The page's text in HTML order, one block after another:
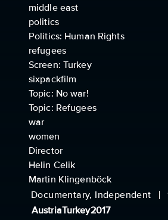
middle east
politics
Politics: Human Rights
refugees
Screen: Turkey
sixpackfilm
Topic: No war!
Topic: Refugees
war
women
Director
Helin Celik
Martin Klingenböck
Documentary, Independent
AustriaTurkey2017